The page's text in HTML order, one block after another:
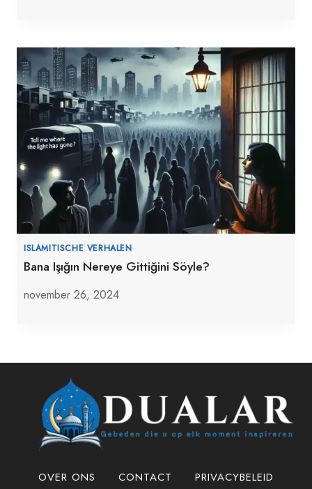
ISLAMITISCHE VERHALEN
Bana Işığın Nereye Gittiğini Söyle?
november 26, 2024
OVER ONS CONTACT PRIVACYBELEID